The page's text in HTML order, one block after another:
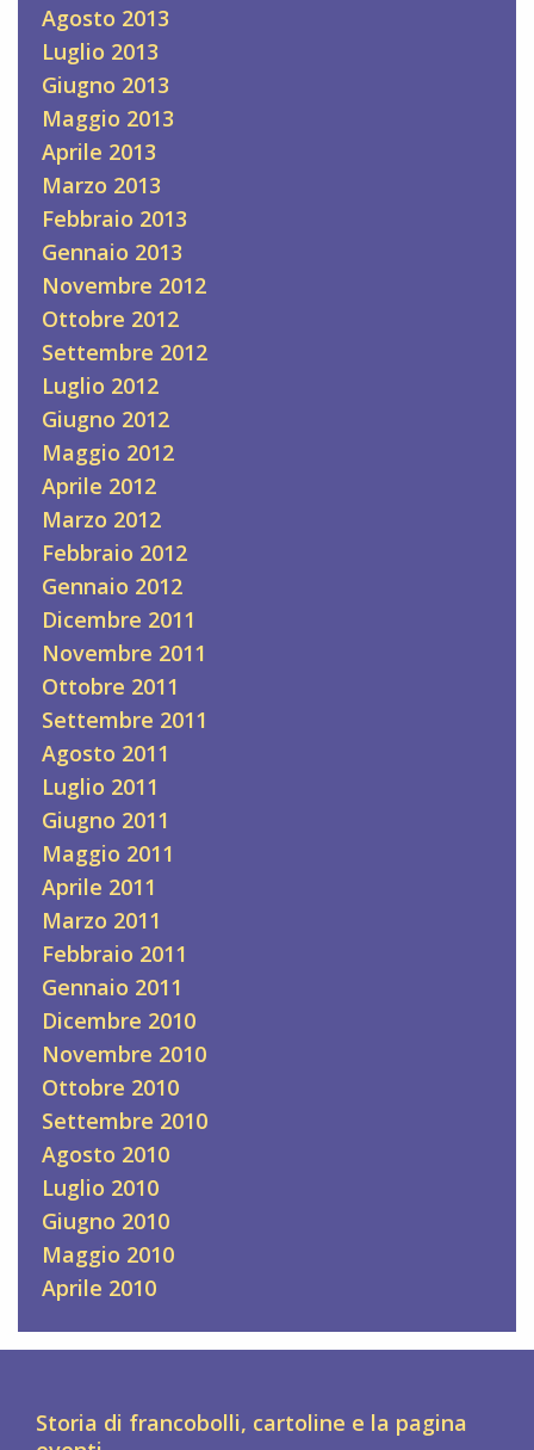
Agosto 2013
Luglio 2013
Giugno 2013
Maggio 2013
Aprile 2013
Marzo 2013
Febbraio 2013
Gennaio 2013
Novembre 2012
Ottobre 2012
Settembre 2012
Luglio 2012
Giugno 2012
Maggio 2012
Aprile 2012
Marzo 2012
Febbraio 2012
Gennaio 2012
Dicembre 2011
Novembre 2011
Ottobre 2011
Settembre 2011
Agosto 2011
Luglio 2011
Giugno 2011
Maggio 2011
Aprile 2011
Marzo 2011
Febbraio 2011
Gennaio 2011
Dicembre 2010
Novembre 2010
Ottobre 2010
Settembre 2010
Agosto 2010
Luglio 2010
Giugno 2010
Maggio 2010
Aprile 2010
Storia di francobolli, cartoline e la pagina